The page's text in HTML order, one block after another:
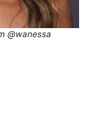
@wanessa